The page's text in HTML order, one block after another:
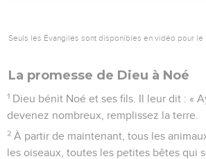
Seuls les Évangiles sont disponibles en vidéo pour le
La promesse de Dieu à Noé
1 Dieu bénit Noé et ses fils. Il leur dit : «
devenez nombreux, remplissez la terre.
2 À partir de maintenant, tous les
les oiseaux, toutes les petites bêtes qui